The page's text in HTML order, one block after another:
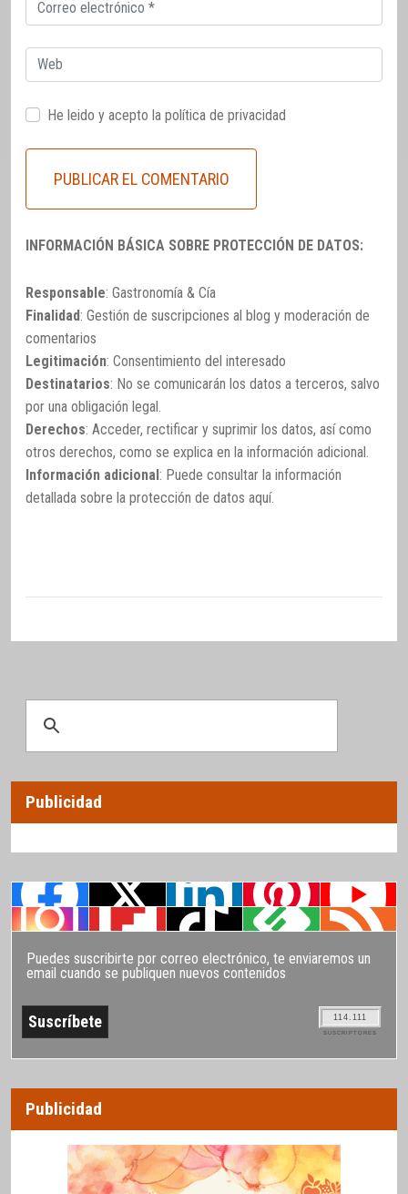
electrónico
Web
He leido y acepto la política de privacidad
INFORMACIÓN BÁSICA SOBRE PROTECCIÓN DE DATOS:
Responsable: Gastronomía & Cía
Finalidad: Gestión de suscripciones al blog y moderación de
comentarios
Legitimación: Consentimiento del interesado
Destinatarios: No se comunicarán los datos a terceros, salvo
por una obligación legal.
Derechos: Acceder, rectificar y suprimir los datos, así como
otros derechos, como se explica en la información adicional.
Información adicional: Puede consultar la información
detallada sobre la protección de datos aquí.
Publicidad
Puedes suscribirte por correo electrónico, te enviaremos un
email cuando se publiquen nuevos contenidos
114.111
SUSCRIPTORES
Publicidad